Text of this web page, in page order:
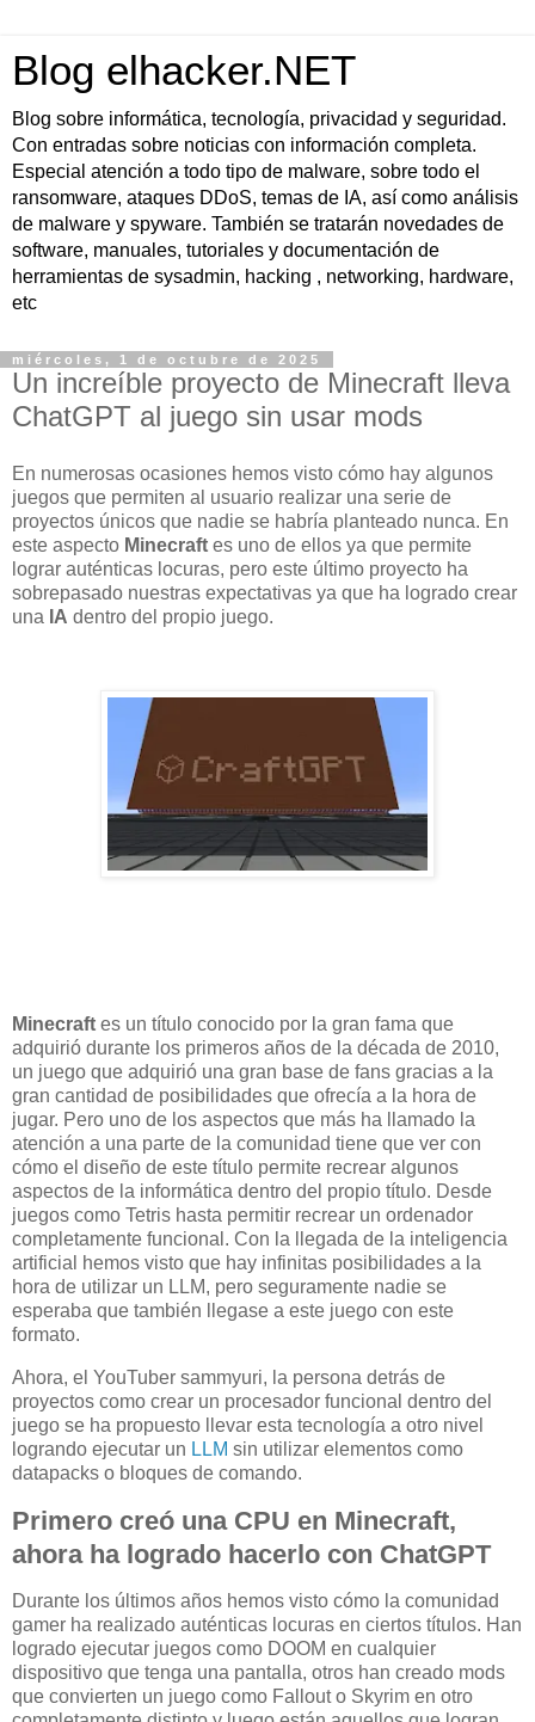
Blog elhacker.NET
Blog sobre informática, tecnología, privacidad y seguridad.
Con entradas sobre noticias con información completa.
Especial atención a todo tipo de malware, sobre todo el
ransomware, ataques DDoS, temas de IA, así como análisis
de malware y spyware. También se tratarán novedades de
software, manuales, tutoriales y documentación de
herramientas de sysadmin, hacking , networking, hardware,
etc
miércoles, 1 de octubre de 2025
Un increíble proyecto de Minecraft lleva
ChatGPT al juego sin usar mods
En numerosas ocasiones hemos visto cómo hay algunos
juegos que permiten al usuario realizar una serie de
proyectos únicos que nadie se habría planteado nunca. En
este aspecto Minecraft es uno de ellos ya que permite
lograr auténticas locuras, pero este último proyecto ha
sobrepasado nuestras expectativas ya que ha logrado crear
una IA dentro del propio juego.
Minecraft es un título conocido por la gran fama que
adquirió durante los primeros años de la década de 2010,
un juego que adquirió una gran base de fans gracias a la
gran cantidad de posibilidades que ofrecía a la hora de
jugar. Pero uno de los aspectos que más ha llamado la
atención a una parte de la comunidad tiene que ver con
cómo el diseño de este título permite recrear algunos
aspectos de la informática dentro del propio título. Desde
juegos como Tetris hasta permitir recrear un ordenador
completamente funcional. Con la llegada de la inteligencia
artificial hemos visto que hay infinitas posibilidades a la
hora de utilizar un LLM, pero seguramente nadie se
esperaba que también llegase a este juego con este
formato.
Ahora, el YouTuber sammyuri, la persona detrás de
proyectos como crear un procesador funcional dentro del
juego se ha propuesto llevar esta tecnología a otro nivel
logrando ejecutar un LLM sin utilizar elementos como
datapacks o bloques de comando.
Primero creó una CPU en Minecraft,
ahora ha logrado hacerlo con ChatGPT
Durante los últimos años hemos visto cómo la comunidad
gamer ha realizado auténticas locuras en ciertos títulos. Han
logrado ejecutar juegos como DOOM en cualquier
dispositivo que tenga una pantalla, otros han creado mods
que convierten un juego como Fallout o Skyrim en otro